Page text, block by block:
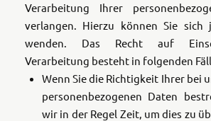
Verarbeitung Ihrer
verlangen. Hierzu können Sie sich
wenden. Das Recht auf
Verarbeitung besteht in folgenden
Wenn Sie die Richtigkeit Ihrer bei
personenbezogenen Daten
wir in der Regel Zeit, um dies zu